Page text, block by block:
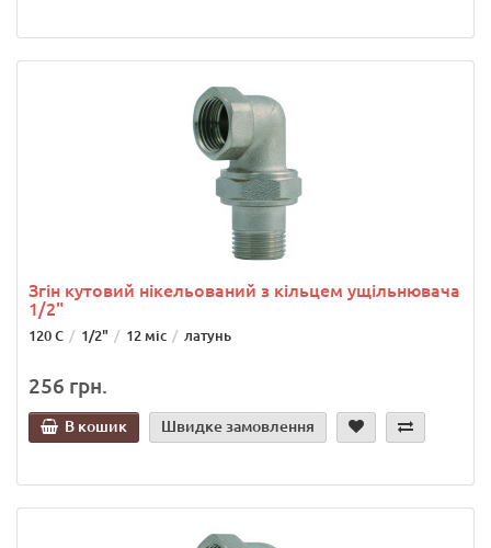
Згін кутовий нікельований з кільцем ущільнювача
1/2"
120 C 1/2" 12 міс латунь
256 грн.
В кошик Швидке замовлення